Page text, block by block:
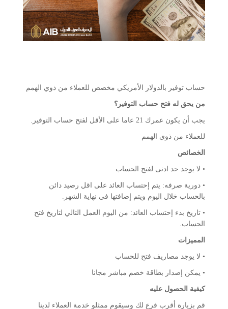
حساب توفير بالدولار الأمريكي مخصص للعملاء من ذوي الهمم
من يحق له فتح حساب التوفير؟
يجب أن يكون عمرك 21 عاما على الأقل لفتح حساب التوفير.
للعملاء من ذوي الهمم
الخصائص
• لا يوجد حد ادنى لفتح الحساب
• دورية صرفه: يتم إحتساب العائد على اقل رصيد دائن
بالحساب خلال اليوم ويتم إضافتها في نهاية الشهر.
• تاريخ بدء إحتساب العائد: من اليوم العمل التالي لتاريخ فتح
الحساب.
المميزات
• لا يوجد مصاريف فتح للحساب
• يمكن إصدار بطاقة خصم مباشر مجانا
كيفية الحصول عليه
قم بزيارة أقرب فرع لك وسيقوم ممثلو خدمة العملاء لدينا